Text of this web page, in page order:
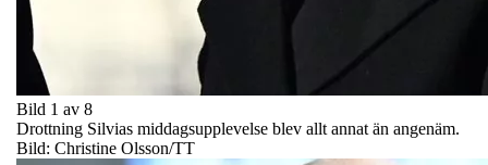
Bild 1 av 8
Drottning Silvias middagsupplevelse blev allt annat än angenäm.
Bild: Christine Olsson/TT